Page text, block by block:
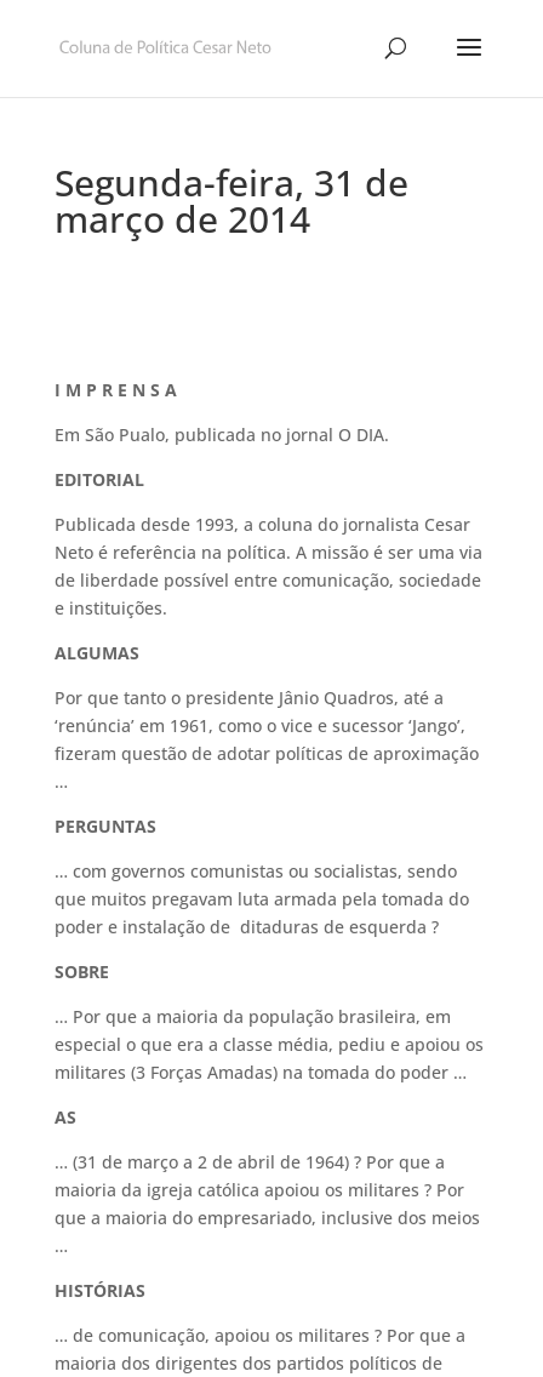
Segunda-feira, 31 de
março de 2014
I M P R E N S A
Em São Pualo, publicada no jornal O DIA.
EDITORIAL
Publicada desde 1993, a coluna do jornalista Cesar
Neto é referência na política. A missão é ser uma via
de liberdade possível entre comunicação, sociedade
e instituições.
ALGUMAS
Por que tanto o presidente Jânio Quadros, até a
‘renúncia’ em 1961, como o vice e sucessor ‘Jango’,
fizeram questão de adotar políticas de aproximação
…
PERGUNTAS
… com governos comunistas ou socialistas, sendo
que muitos pregavam luta armada pela tomada do
poder e instalação de ditaduras de esquerda ?
SOBRE
… Por que a maioria da população brasileira, em
especial o que era a classe média, pediu e apoiou os
militares (3 Forças Amadas) na tomada do poder …
AS
… (31 de março a 2 de abril de 1964) ? Por que a
maioria da igreja católica apoiou os militares ? Por
que a maioria do empresariado, inclusive dos meios
…
HISTÓRIAS
… de comunicação, apoiou os militares ? Por que a
maioria dos dirigentes dos partidos políticos de